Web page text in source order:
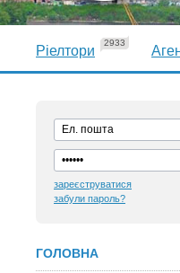
Ріелтори
2933
зареєструватися
забули пароль?
ГОЛОВНА